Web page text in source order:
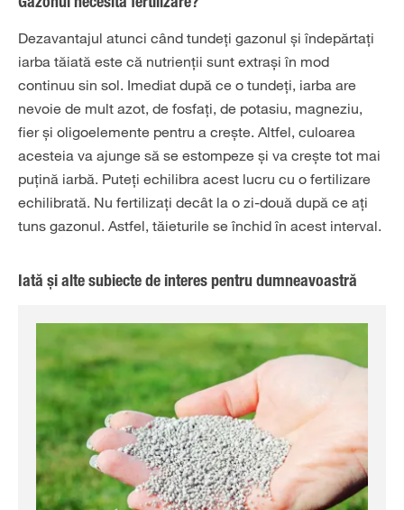
Gazonul necesită fertilizare?
Dezavantajul atunci când tundeți gazonul și îndepărtați
iarba tăiată este că nutrienții sunt extrași în mod
continuu sin sol. Imediat după ce o tundeți, iarba are
nevoie de mult azot, de fosfați, de potasiu, magneziu,
fier și oligoelemente pentru a crește. Altfel, culoarea
acesteia va ajunge să se estompeze și va crește tot mai
puțină iarbă. Puteți echilibra acest lucru cu o fertilizare
echilibrată. Nu fertilizați decât la o zi-două după ce ați
tuns gazonul. Astfel, tăieturile se închid în acest interval.
Iată și alte subiecte de interes pentru dumneavoastră